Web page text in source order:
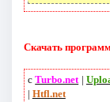
Скачать
сTurbo.net |
| Htfl.net